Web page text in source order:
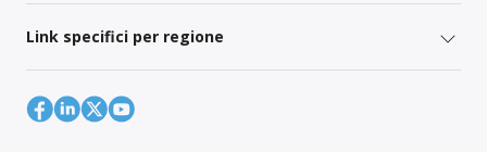
Link specifici per regione